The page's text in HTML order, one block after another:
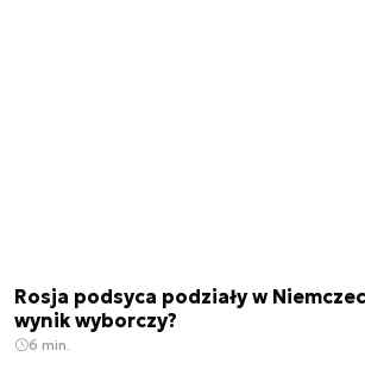
Rosja podsyca podziały w
wynik wyborczy?
6 min.